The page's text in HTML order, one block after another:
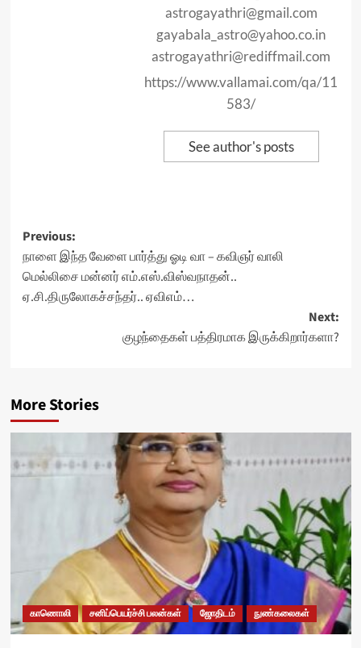
astrogayathri@gmail.com
gayabala_astro@yahoo.co.in
astrogayathri@rediffmail.com
https://www.vallamai.com/qa/11
583/
See author's posts
Post
navigation
Previous:
நாளை இந்த வேளை பார்த்து ஓடி வா – கவிஞர் வாலி
மெல்லிசை மன்னர் எம்.எஸ்.விஸ்வநாதன்..
ஏ.சி.திருலோகச்சந்தர்.. ஏவிஎம்…
Next:
குழந்தைகள் பத்திரமாக இருக்கிறார்களா?
More Stories
காணொலி சனிப்பெயர்ச்சி பலன்கள் ஜோதிடம் நுண்கலைகள்